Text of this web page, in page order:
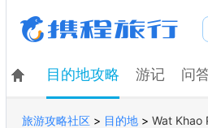
目的地攻略 游记 问
旅游攻略社区 > 目的地 > Wat Khao